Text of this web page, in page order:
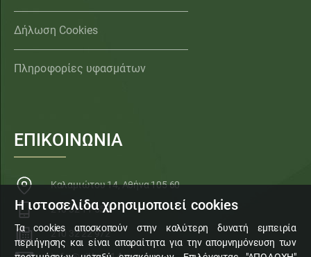
Δήλωση Cookies
Πληροφορίες υφασμάτων
ΕΠΙΚΟΙΝΩΝΙΑ
Καλαμιώτου 14, Αθήνα 105 60
210 32 11 553
210 32 22 972
Η ιστοσελίδα χρησιμοποιεί cookies
Τα cookies αποσκοπούν στην καλύτερη δυνατή εμπειρία
περιήγησης και είναι απαραίτητα για την απομνημόνευση των